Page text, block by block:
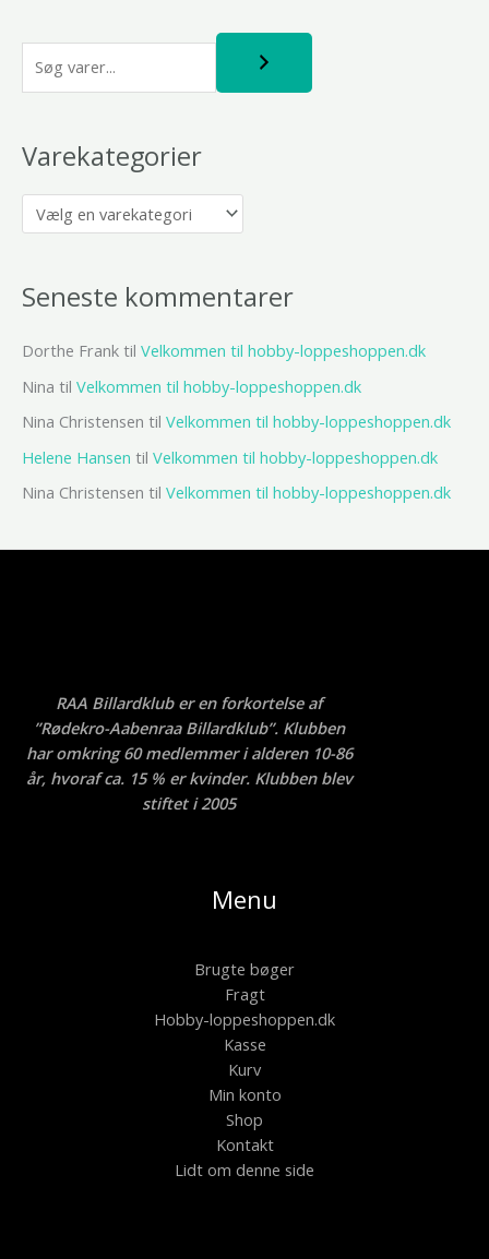
S
Varekategorier
Seneste kommentarer
Dorthe Frank til Velkommen til hobby-loppeshoppen.dk
Nina til Velkommen til hobby-loppeshoppen.dk
Nina Christensen til Velkommen til hobby-loppeshoppen.dk
Helene Hansen til Velkommen til hobby-loppeshoppen.dk
Nina Christensen til Velkommen til hobby-loppeshoppen.dk
RAA Billardklub er en forkortelse af
”Rødekro-Aabenraa Billardklub”. Klubben
har omkring 60 medlemmer i alderen 10-86
år, hvoraf ca. 15 % er kvinder. Klubben blev
stiftet i 2005
Menu
Brugte bøger
Fragt
Hobby-loppeshoppen.dk
Kasse
Kurv
Min konto
Shop
Kontakt
Lidt om denne side